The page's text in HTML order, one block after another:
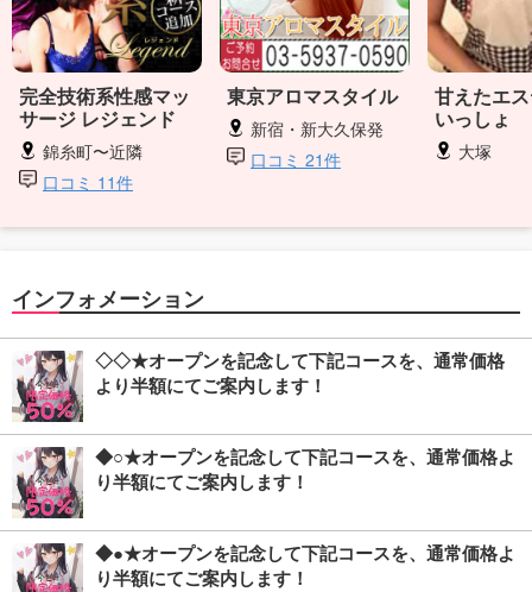
完全技術系性感マッ
サージ レジェンド
錦糸町〜近隣
口コミ 11件
東京アロマスタイル
新宿・新大久保発
口コミ 21件
甘えたエ
いっしょ
大塚
インフォメーション
◇◇★オープンを記念して下記コースを、通常価格
より半額にてご案内します！
◆○★オープンを記念して下記コースを、通常価格よ
り半額にてご案内します！
◆●★オープンを記念して下記コースを、通常価格よ
り半額にてご案内します！